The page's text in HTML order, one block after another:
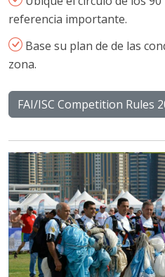
referencia importante.
Base su plan de de las
zona.
FAI/ISC Competition Rules